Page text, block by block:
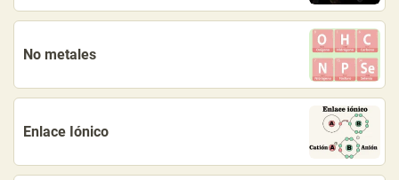
No metales
Enlace Iónico